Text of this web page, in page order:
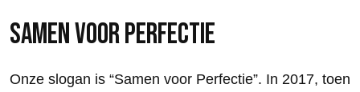
SAMEN VOOR PERFECTIE
Onze slogan is “Samen voor Perfectie”. In 2017, toen